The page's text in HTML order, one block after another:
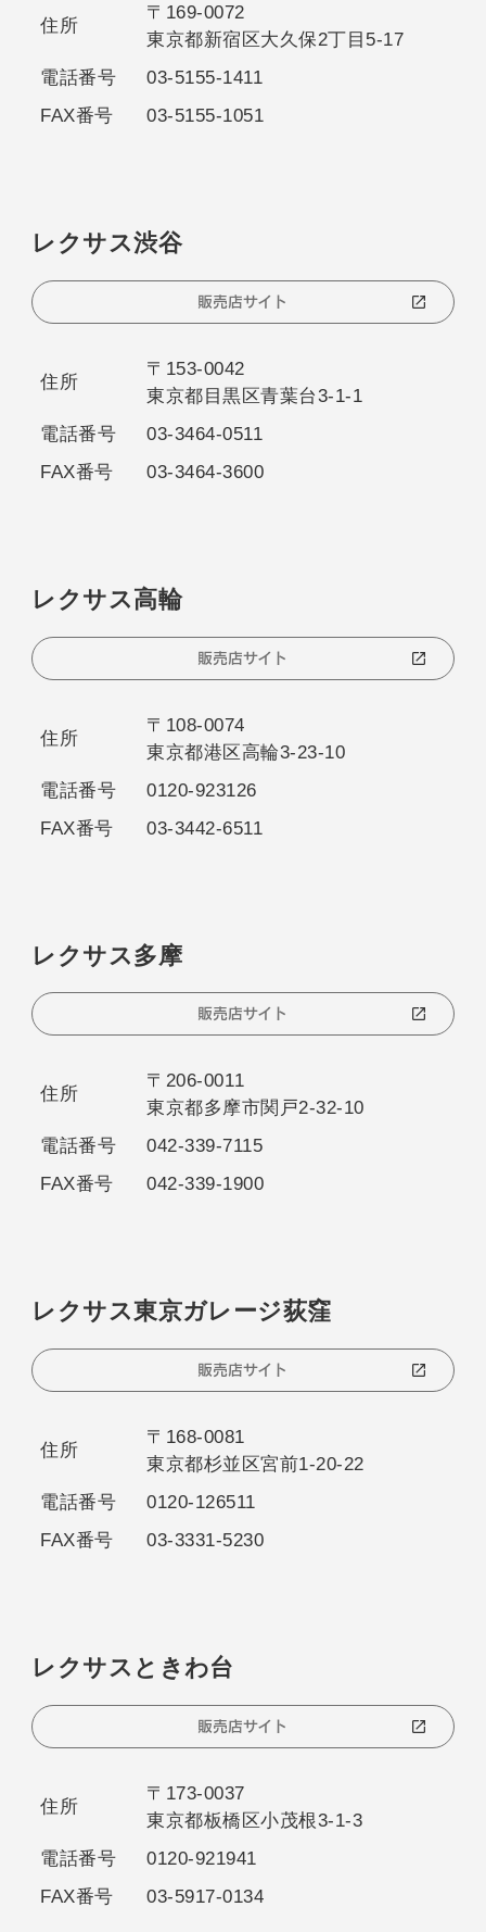
住所
〒169-0072
東京都新宿区大久保2丁目5-17
電話番号 03-5155-1411
FAX番号 03-5155-1051
レクサス渋谷
販売店サイト
住所
〒153-0042
東京都目黒区青葉台3-1-1
電話番号 03-3464-0511
FAX番号 03-3464-3600
レクサス高輪
販売店サイト
住所
〒108-0074
東京都港区高輪3-23-10
電話番号 0120-923126
FAX番号 03-3442-6511
レクサス多摩
販売店サイト
住所
〒206-0011
東京都多摩市関戸2-32-10
電話番号 042-339-7115
FAX番号 042-339-1900
レクサス東京ガレージ荻窪
販売店サイト
住所
〒168-0081
東京都杉並区宮前1-20-22
電話番号 0120-126511
FAX番号 03-3331-5230
レクサスときわ台
販売店サイト
住所
〒173-0037
東京都板橋区小茂根3-1-3
電話番号 0120-921941
FAX番号 03-5917-0134